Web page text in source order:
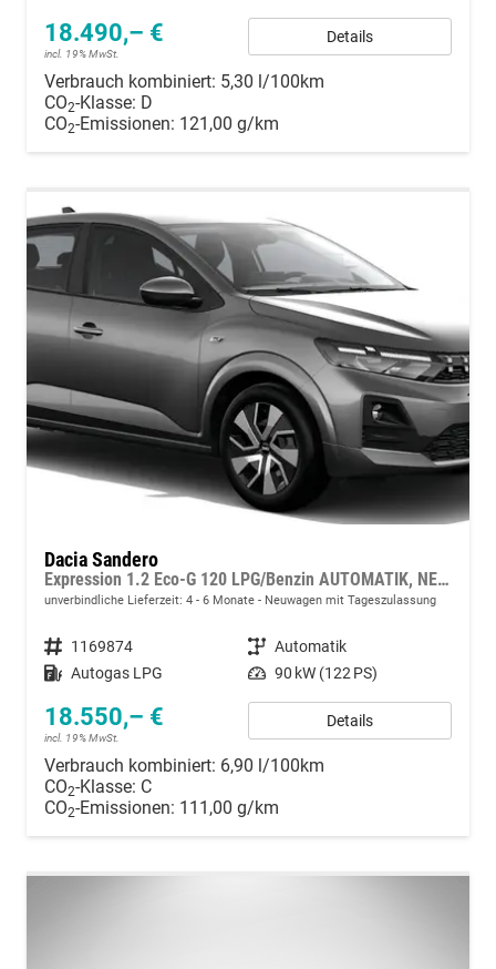
18.490,– €
incl. 19% MwSt.
Details
Verbrauch kombiniert: 5,30 l/100km
CO2-Klasse: D
CO2-Emissionen: 121,00 g/km
Dacia Sandero
Expression 1.2 Eco-G 120 LPG/Benzin AUTOMATIK, NEUES MODELL, 3J Garantie, Klimaanlage, Lederlenkrad, Parksensoren hinten, Tempomat, Multimedia System 10" + Smartphone-Spiegelung, Regen-/Licht-Sensor, ZV mit Fernbedienung, Elektr. Fensterheber v/h, NSW, Armlehne
unverbindliche Lieferzeit: 4 - 6 Monate Neuwagen mit Tageszulassung
Fahrzeugnummer 1169874 Getriebe Automatik
Kraftstoff Autogas LPG Leistung 90 kW (122 PS)
18.550,– €
incl. 19% MwSt.
Details
Verbrauch kombiniert: 6,90 l/100km
CO2-Klasse: C
CO2-Emissionen: 111,00 g/km